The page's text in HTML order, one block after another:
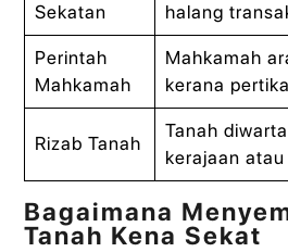
Sekatan
halang
Perintah
Mahkamah
Mahkamah
kerana
Rizab Tanah
Tanah
kerajaan atau
Bagaimana
Tanah Kena Sekat